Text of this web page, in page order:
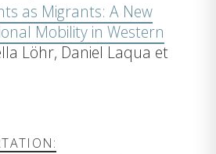
as Migrants: A New
Mobility in Western
Löhr, Daniel Laqua et